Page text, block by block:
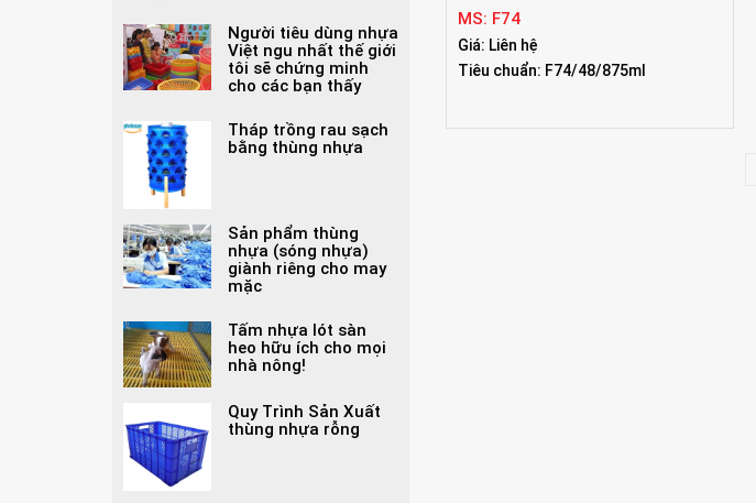
MS: F74
Giá: Liên hệ
Tiêu chuẩn: F74/48/875ml
Người tiêu dùng nhựa
Việt ngu nhất thế giới
tôi sẽ chứng minh
cho các bạn thấy
Tháp trồng rau sạch
bằng thùng nhựa
Sản phẩm thùng
nhựa (sóng nhựa)
giành riêng cho may
mặc
Tấm nhựa lót sàn
heo hữu ích cho mọi
nhà nông!
Quy Trình Sản Xuất
thùng nhựa rỗng